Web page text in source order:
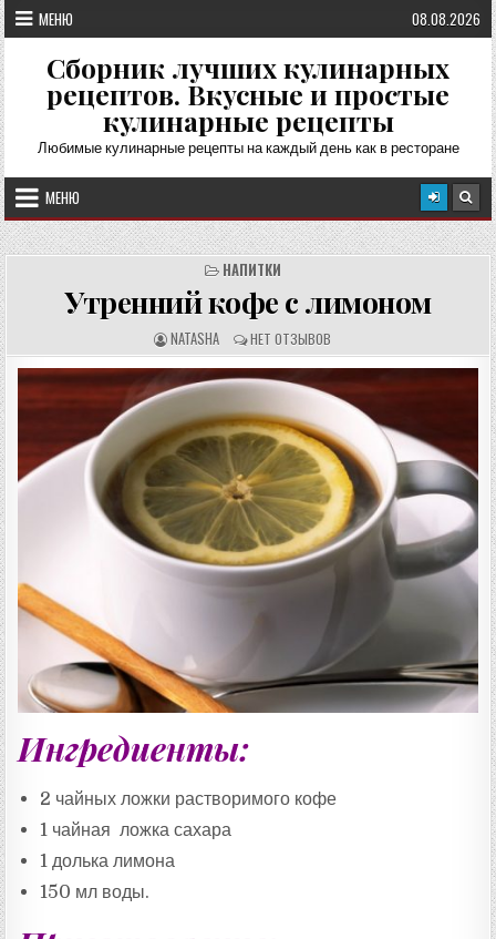
Перейти
к
содержимому
МЕНЮ 08.08.2026
Сборник лучших кулинарных
рецептов. Вкусные и простые
кулинарные рецепты
Любимые кулинарные рецепты на каждый день как в ресторане
МЕНЮ
НАПИТКИ
Утренний кофе с лимоном
А
В
Т
О
Р
Р
Ц
Е
П
А
:
NATASHA О
Т
З
Ы
В
:
НЕТ ОТЗЫВОВ
Ингредиенты:
2 чайных ложки растворимого кофе
1 чайная ложка сахара
1 долька лимона
150 мл воды.